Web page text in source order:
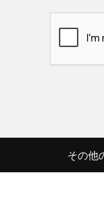
その他